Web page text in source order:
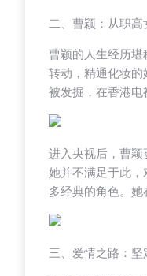
二、曹颖：从职
曹颖的人生经历
转动，精通化妆
被发掘，在香港电
进入央视后，曹
她并不满足于此
多经典的角色。她
三、爱情之路：